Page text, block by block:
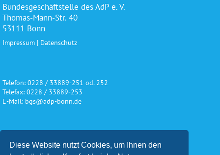
Diese Website nutzt Cookies, um Ihnen den
Bundesgeschäftstelle des AdP e. V.
Thomas-Mann-Str. 40
53111 Bonn
Impressum | Datenschutz
Telefon: 0228 / 33889-251 od. 252
Telefax: 0228 / 33889-253
E-Mail: bgs@adp-bonn.de
Wir danken für die freundliche
Unterstützung und Förderung